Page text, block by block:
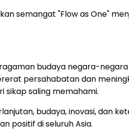
semangat "Flow as One"
budaya negara-
persahabatan dan
sikap saling memahami.
budaya, inovasi, dan
positif di seluruh Asia.